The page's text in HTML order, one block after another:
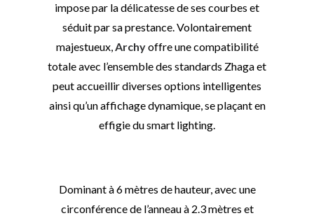
impose par la délicatesse de ses courbes et
séduit par sa prestance. Volontairement
majestueux,Archyoffre une compatibilité
totale avec l’ensemble des standards Zhaga et
peut accueillir diverses options intelligentes
ainsi qu’un affichage dynamique, se plaçant en
effigie du smart lighting.
Dominant à 6 mètres de hauteur, avec une
circonférence de l’anneau à 2.3 mètres et